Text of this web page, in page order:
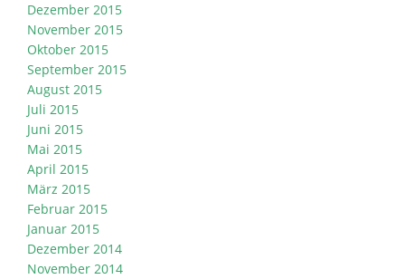
Dezember 2015
November 2015
Oktober 2015
September 2015
August 2015
Juli 2015
Juni 2015
Mai 2015
April 2015
März 2015
Februar 2015
Januar 2015
Dezember 2014
November 2014